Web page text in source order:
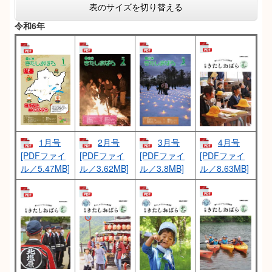
表のサイズを切り替える
令和6年
1月号
[PDFファイ
ル／5.47MB]
2月号
[PDFファイ
ル／3.62MB]
3月号
[PDFファイ
ル／3.8MB]
4月号
[PDFファイ
ル／8.63MB]